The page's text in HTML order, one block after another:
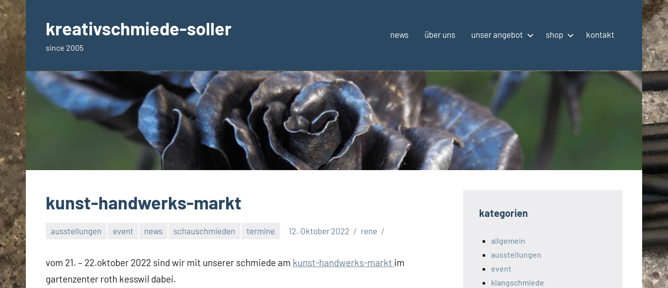
springenkreativschmiede-soller
since 2005
news über uns unser angebot shop kontakt
kunst-handwerks-markt
ausstellungen event news schauschmieden termine 12. Oktober 2022 rene
vom 21. – 22.oktober 2022 sind wir mit unserer schmiede am kunst-handwerks-markt im
gartenzenter roth kesswil dabei.
kategorien
allgemein
ausstellungen
event
klangschmiede